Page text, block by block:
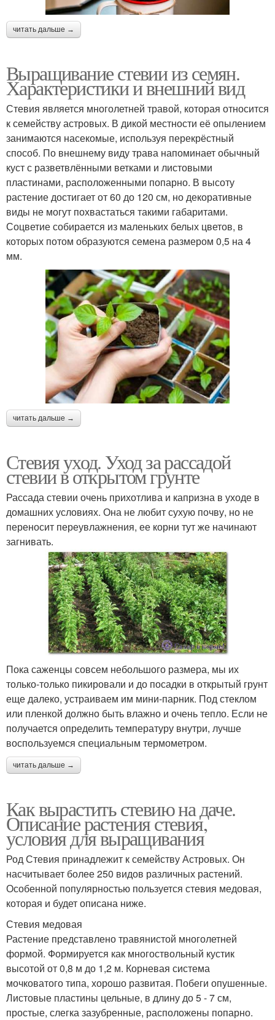
читать дальше →
Выращивание стевии из семян.
Характеристики и внешний вид
Стевия является многолетней травой, которая относится
к семейству астровых. В дикой местности её опылением
занимаются насекомые, используя перекрёстный
способ. По внешнему виду трава напоминает обычный
куст с разветвлёнными ветками и листовыми
пластинами, расположенными попарно. В высоту
растение достигает от 60 до 120 см, но декоративные
виды не могут похвастаться такими габаритами.
Соцветие собирается из маленьких белых цветов, в
которых потом образуются семена размером 0,5 на 4
мм.
читать дальше →
Стевия уход. Уход за рассадой
стевии в открытом грунте
Рассада стевии очень прихотлива и капризна в уходе в
домашних условиях. Она не любит сухую почву, но не
переносит переувлажнения, ее корни тут же начинают
загнивать.
Пока саженцы совсем небольшого размера, мы их
только-только пикировали и до посадки в открытый грунт
еще далеко, устраиваем им мини-парник. Под стеклом
или пленкой должно быть влажно и очень тепло. Если не
получается определить температуру внутри, лучше
воспользуемся специальным термометром.
читать дальше →
Как вырастить стевию на даче.
Описание растения стевия,
условия для выращивания
Род Стевия принадлежит к семейству Астровых. Он
насчитывает более 250 видов различных растений.
Особенной популярностью пользуется стевия медовая,
которая и будет описана ниже.
Стевия медовая
Растение представлено травянистой многолетней
формой. Формируется как многоствольный кустик
высотой от 0,8 м до 1,2 м. Корневая система
мочковатого типа, хорошо развитая. Побеги опушенные.
Листовые пластины цельные, в длину до 5 - 7 см,
простые, слегка зазубренные, расположены попарно.